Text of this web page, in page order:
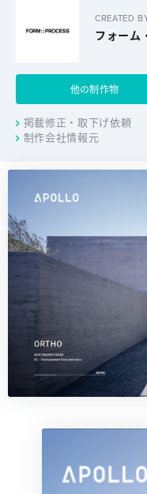
CREATED
フォーム
他の制作物
掲載修正・取下げ依頼
制作会社情報元